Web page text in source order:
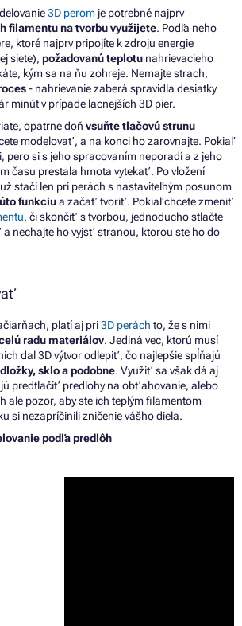
3D perom je potrebné najprv
filamentu na tvorbu využijete. Podľa neho
ktoré najprv pripojíte k zdroju energie
siete), požadovanú teplotu nahrievacieho
kým sa na ňu zohreje. Nemajte strach,
- nahrievanie zaberá spravidla desiatky
minút v prípade lacnejších 3D pier.
opatrne doň vsuňte tlačovú strunu
modelovať, a na konci ho zarovnajte. Pokiaľ
pero si s jeho spracovaním neporadí a z jeho
času prestala hmota vytekať. Po vložení
stačí len pri perách s nastaviteľným posunom
funkciua začať tvoriť. Pokiaľ chcete zmeniť
, či skončiť s tvorbou, jednoducho stlačte
a nechajte ho vyjsť stranou, ktorou ste ho do
platí aj pri3D perách to, že s nimi
radu materiálov. Jediná vec, ktorú musí
dal 3D výtvor odlepiť, čo najlepšie spĺňajú
sklo a podobne. Využiť sa však dá aj
predtlačiť predlohy na obťahovanie, alebo
ale pozor, aby ste ich teplým filamentom
si nezapríčinili zničenie vášho diela.
podľa predlôh